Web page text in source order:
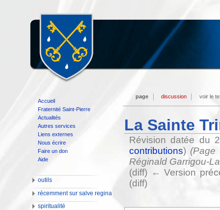
La Sainte
Révision datée du
contributions) (Page
Réginald Garrigou-
(diff) ← Version
(diff)
page discussion voir le
Accueil
Fraternité Saint-Pierre
Actualités
Autres services
Liens externes
Nous écrire
Faire un don
Aide
outils
récemment sur salve regina
spiritualité